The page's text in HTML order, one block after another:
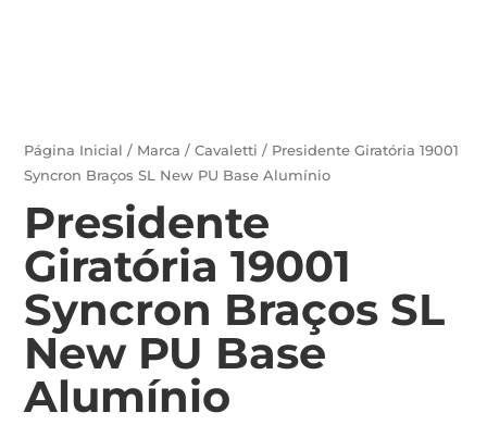
Página Inicial / Marca /Cavaletti / Presidente Giratória 19001
Syncron Braços SL New PU Base Alumínio
Presidente
Giratória 19001
Syncron Braços SL
New PU Base
Alumínio